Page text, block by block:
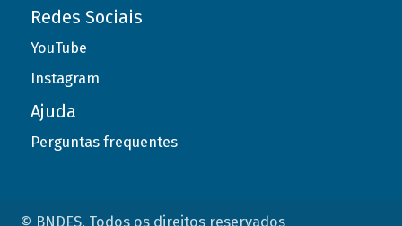
Redes Sociais
YouTube
Instagram
Ajuda
Perguntas frequentes
© BNDES. Todos os direitos reservados